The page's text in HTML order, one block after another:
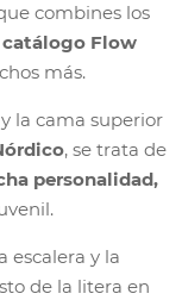
combines los
catálogo Flow
más.
la cama superior
, se trata de
personalidad,
escalera y la
de la litera en